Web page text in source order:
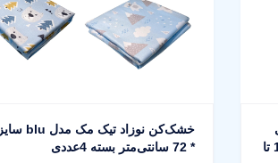
سایز 70x53 سانتی‌متر مناسب قد 100 تا
* 72 سانتی‌متر بسته 4عددی